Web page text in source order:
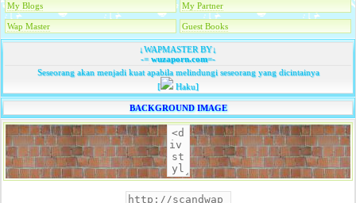
My Blogs My Partner
Wap Master Guest Books
↓WAPMASTER BY↓
-=wuzaporn.com=-
Seseorang akan menjadi kuat apabila melindungi seseorang yang dicintainya
[
Haku]
BACKGROUND IMAGE